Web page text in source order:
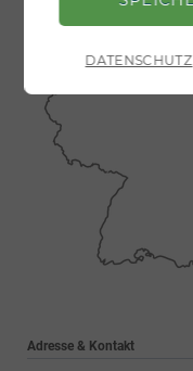
Adresse & Kontakt
DATENSCHUTZ